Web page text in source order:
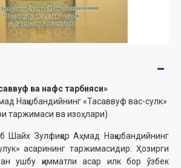
ва нафс тарбияси»
Нақшбандийнинг «Тасаввуф вас-сулк»
таржимаси ва изоҳлари)
Шайх Зулфиқор Аҳмад Нақшбандийнинг
асарининг таржимасидир. Ҳозирги
ушбу қимматли асар илк бор ўзбек